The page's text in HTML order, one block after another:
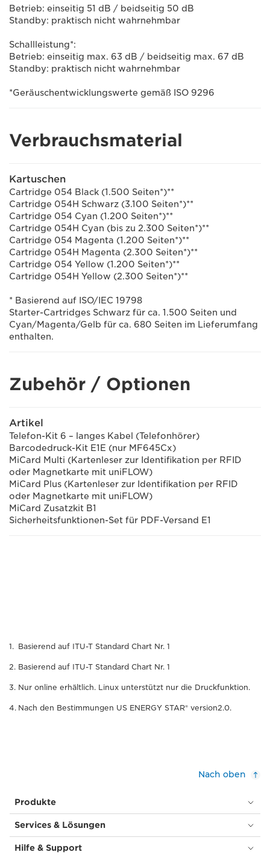
Betrieb: einseitig 51 dB / beidseitig 50 dB
Standby: praktisch nicht wahrnehmbar
Schallleistung*:
Betrieb: einseitig max. 63 dB / beidseitig max. 67 dB
Standby: praktisch nicht wahrnehmbar
*Geräuschentwicklungswerte gemäß ISO 9296
Verbrauchsmaterial
Kartuschen
Cartridge 054 Black (1.500 Seiten*)**
Cartridge 054H Schwarz (3.100 Seiten*)**
Cartridge 054 Cyan (1.200 Seiten*)**
Cartridge 054H Cyan (bis zu 2.300 Seiten*)**
Cartridge 054 Magenta (1.200 Seiten*)**
Cartridge 054H Magenta (2.300 Seiten*)**
Cartridge 054 Yellow (1.200 Seiten*)**
Cartridge 054H Yellow (2.300 Seiten*)**
* Basierend auf ISO/IEC 19798
Starter-Cartridges Schwarz für ca. 1.500 Seiten und
Cyan/Magenta/Gelb für ca. 680 Seiten im Lieferumfang
enthalten.
Zubehör / Optionen
Artikel
Telefon-Kit 6 – langes Kabel (Telefonhörer)
Barcodedruck-Kit E1E (nur MF645Cx)
MiCard Multi (Kartenleser zur Identifikation per RFID
oder Magnetkarte mit uniFLOW)
MiCard Plus (Kartenleser zur Identifikation per RFID
oder Magnetkarte mit uniFLOW)
MiCard Zusatzkit B1
Sicherheitsfunktionen-Set für PDF-Versand E1
Basierend auf ITU-T Standard Chart Nr. 1
Basierend auf ITU-T Standard Chart Nr. 1
Nur online erhältlich. Linux unterstützt nur die Druckfunktion.
Nach den Bestimmungen US ENERGY STAR® version2.0.
Nach oben
Produkte
Services & Lösungen
Hilfe & Support